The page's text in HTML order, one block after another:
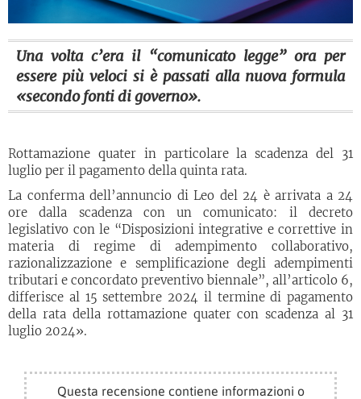
Una volta c’era il “comunicato legge” ora per
essere più veloci si è passati alla nuova formula
«secondo fonti di governo».
Rottamazione quater in particolare la scadenza del 31
luglio per il pagamento della quinta rata.
La conferma dell’annuncio di Leo del 24 è arrivata a 24
ore dalla scadenza con un comunicato: il decreto
legislativo con le “Disposizioni integrative e correttive in
materia di regime di adempimento collaborativo,
razionalizzazione e semplificazione degli adempimenti
tributari e concordato preventivo biennale”, all’articolo 6,
differisce al 15 settembre 2024 il termine di pagamento
della rata della rottamazione quater con scadenza al 31
luglio 2024».
Questa recensione contiene informazioni o